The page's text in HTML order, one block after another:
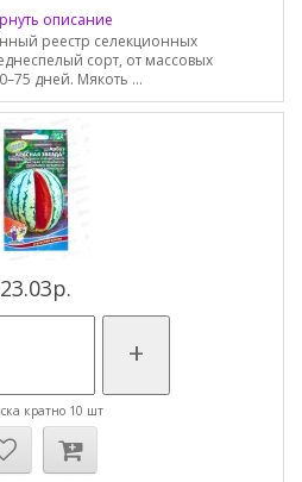
описание
реестр селекционных
сорт, от массовых
дней. Мякоть ...
23.03р.
+
кратно 10 шт